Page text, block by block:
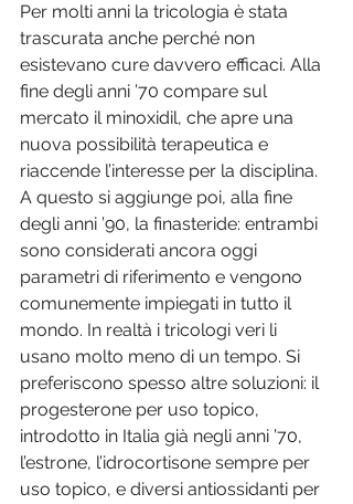
Per molti anni la tricologia è stata
trascurata anche perché non
esistevano cure davvero efficaci. Alla
fine degli anni ’70 compare sul
mercato il minoxidil, che apre una
nuova possibilità terapeutica e
riaccende l’interesse per la disciplina.
A questo si aggiunge poi, alla fine
degli anni ’90, la finasteride: entrambi
sono considerati ancora oggi
parametri di riferimento e vengono
comunemente impiegati in tutto il
mondo. In realtà i tricologi veri li
usano molto meno di un tempo. Si
preferiscono spesso altre soluzioni: il
progesterone per uso topico,
introdotto in Italia già negli anni ’70,
l’estrone, l’idrocortisone sempre per
uso topico, e diversi antiossidanti per